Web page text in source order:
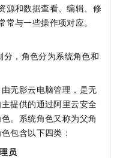
源和数据查看、编辑、修
与一些操作项对应。
分，角色分为系统角色和
无影云电脑管理，是无
主提供的通过阿里云安全
。系统角色又称为父角
包含以下四类：
员